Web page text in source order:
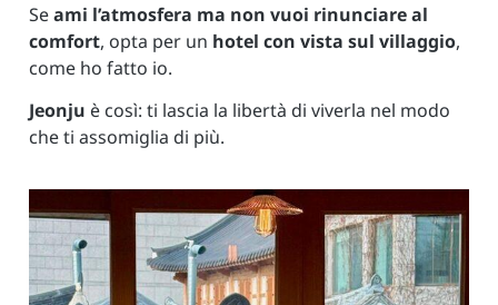
Seami l’atmosfera ma non vuoi rinunciare al
comfort, opta per un hotel con vista sul villaggio,
come ho fatto io.
Jeonju è così: ti lascia la libertà di viverla nel modo
che ti assomiglia di più.